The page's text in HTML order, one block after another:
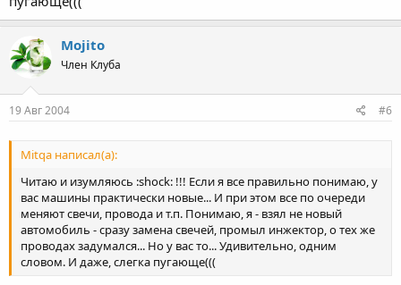
Mojito
Член Клуба
19 Авг 2004 #6
Mitqa написал(а):
Читаю и изумляюсь :shock: !!! Если я все правильно понимаю, у
вас машины практически новые... И при этом все по очереди
меняют свечи, провода и т.п. Понимаю, я - взял не новый
автомобиль - сразу замена свечей, промыл инжектор, о тех же
проводах задумался... Но у вас то... Удивительно, одним
словом. И даже, слегка пугающе(((